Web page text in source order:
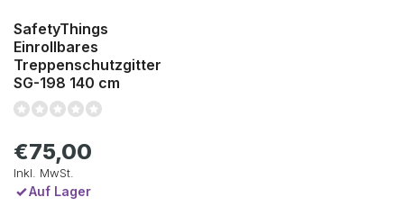
SafetyThings
Einrollbares
Treppenschutzgitter
SG-198 140 cm
€75,00
Inkl. MwSt.
Auf Lager